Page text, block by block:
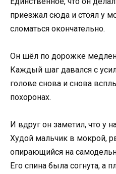
приезжал сюда и стоял у
сломаться окончательно.
Он шёл по дорожке
Каждый шаг давался с
голове снова и снова
похоронах.
И вдруг он заметил, что у
Худой мальчик в мокрой,
опирающийся на
Его спина была согнута, а